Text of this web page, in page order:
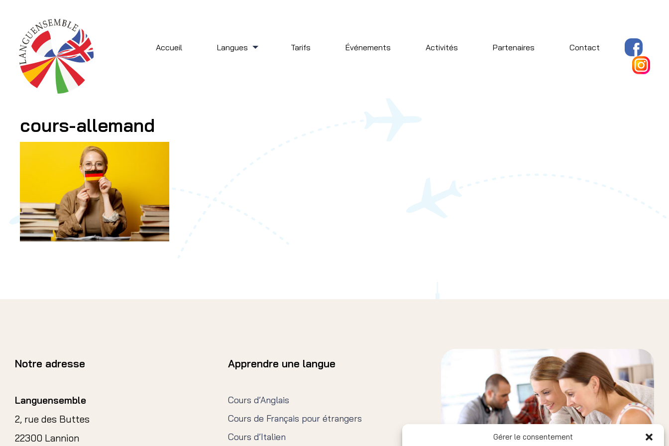
Gérer le consentement
Accueil Langues Tarifs Événements Activités Partenaires Contact
cours-allemand
Notre adresse
Languensemble
2, rue des Buttes
22300 Lannion
Apprendre une langue
Cours d’Anglais
Cours de Français pour étrangers
Cours d’Italien